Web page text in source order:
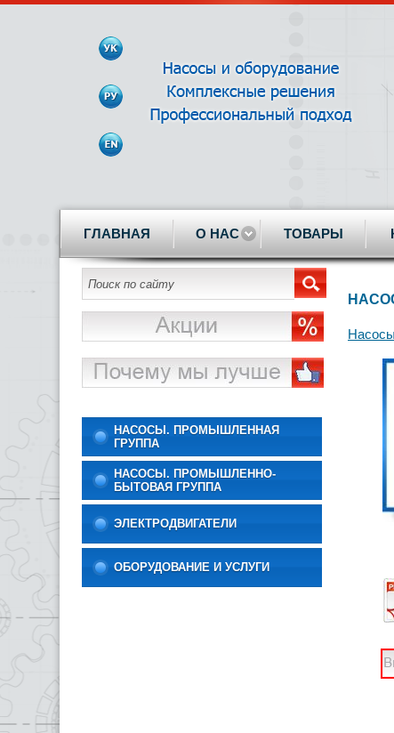
ГЛАВНАЯ О НАС ТОВАРЫ
НАСОСЫ. ПРОМЫШЛЕННАЯ
ГРУППА
НАСОСЫ. ПРОМЫШЛЕННО-
БЫТОВАЯ ГРУППА
ЭЛЕКТРОДВИГАТЕЛИ
ОБОРУДОВАНИЕ И УСЛУГИ